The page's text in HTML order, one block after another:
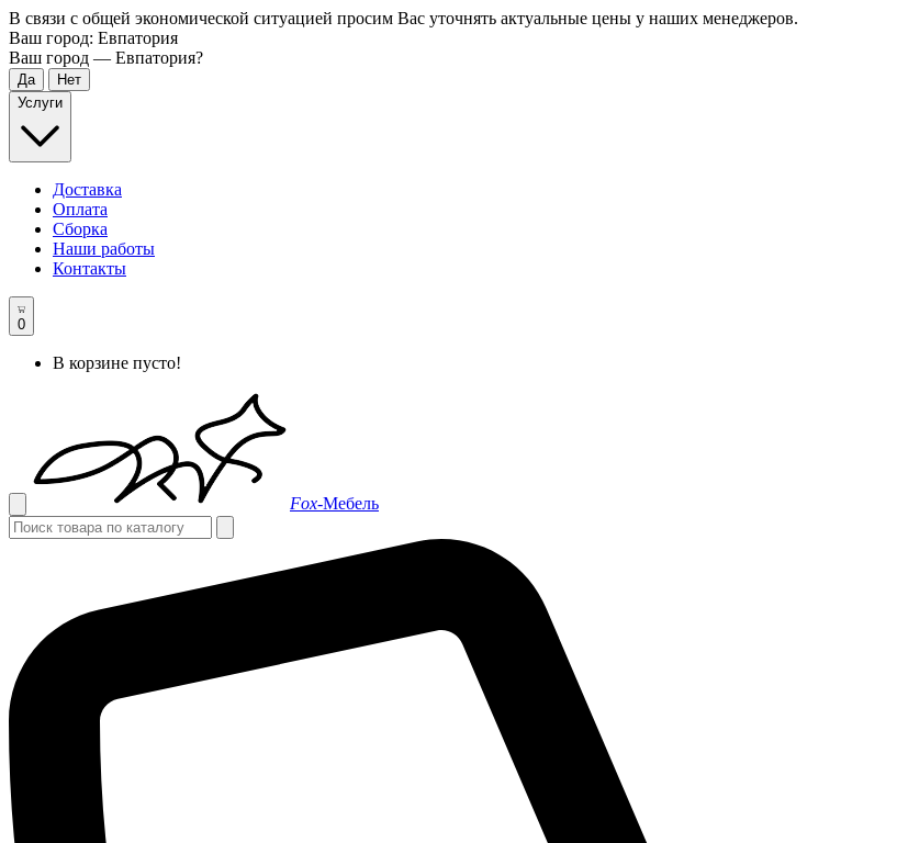
В связи с общей экономической ситуацией просим Вас уточнять актуальные цены у наших менеджеров.
Ваш город: Евпатория
Ваш город — Евпатория?
Услуги
Доставка
Оплата
Сборка
Наши работы
Контакты
0
В корзине пусто!
Fox-Мебель